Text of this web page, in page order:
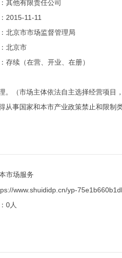
其他有限责任公司
2015-11-11
北京市市场监督管理局
北京市
存续（在营、开业、在册）
（市场主体依法自主选择经营项目
事国家和本市产业政策禁止和限制
市场服务
0人